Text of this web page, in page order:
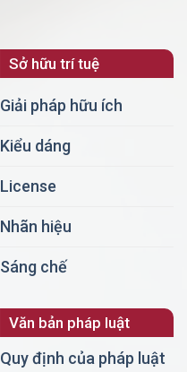
Sở hữu trí tuệ
Giải pháp hữu ích
Kiểu dáng
License
Nhãn hiệu
Sáng chế
Văn bản pháp luật
Quy định của pháp luật